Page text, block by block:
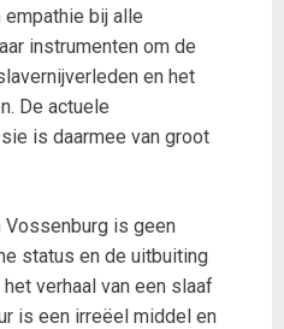
bij alle
instrumenten om de
en het
De actuele
is daarmee van groot
Vossenburg is geen
status en de uitbuiting
verhaal van een slaaf
is een irreëel middel en